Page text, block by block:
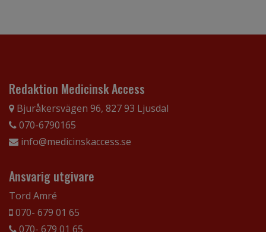
Redaktion Medicinsk Access
Bjuråkersvägen 96, 827 93 Ljusdal
070-6790165
info@medicinskaccess.se
Ansvarig utgivare
Tord Amré
070- 679 01 65
070- 679 01 65